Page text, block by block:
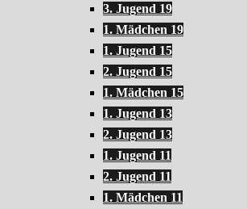
3. Jugend 19
1. Mädchen 19
1. Jugend 15
2. Jugend 15
1. Mädchen 15
1. Jugend 13
2. Jugend 13
1. Jugend 11
2. Jugend 11
1. Mädchen 11